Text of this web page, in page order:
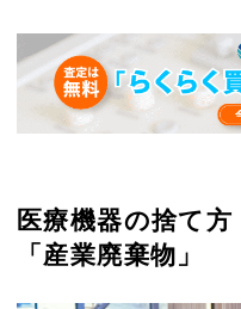
医療機器の捨て
「産業廃棄物」